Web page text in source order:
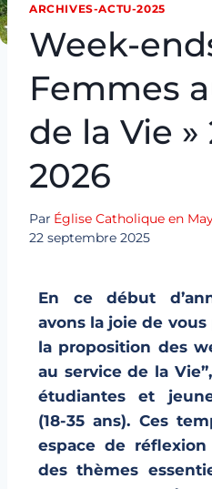
ARCHIVES-ACTU-2025
Week-
Femmes
de la Vie »
2026
Par Église Catholique en
22 septembre 2025
En ce début
avons la joie de
la proposition des
au service de la
étudiantes et
(18-35 ans). Ces
espace de
des thèmes